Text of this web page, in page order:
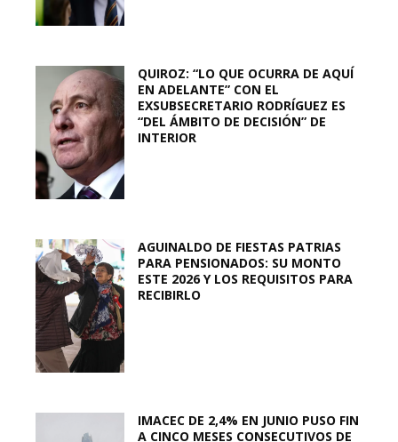
QUIROZ: “LO QUE OCURRA DE AQUÍ
EN ADELANTE” CON EL
EXSUBSECRETARIO RODRÍGUEZ ES
“DEL ÁMBITO DE DECISIÓN” DE
INTERIOR
AGUINALDO DE FIESTAS PATRIAS
PARA PENSIONADOS: SU MONTO
ESTE 2026 Y LOS REQUISITOS PARA
RECIBIRLO
IMACEC DE 2,4% EN JUNIO PUSO FIN
A CINCO MESES CONSECUTIVOS DE